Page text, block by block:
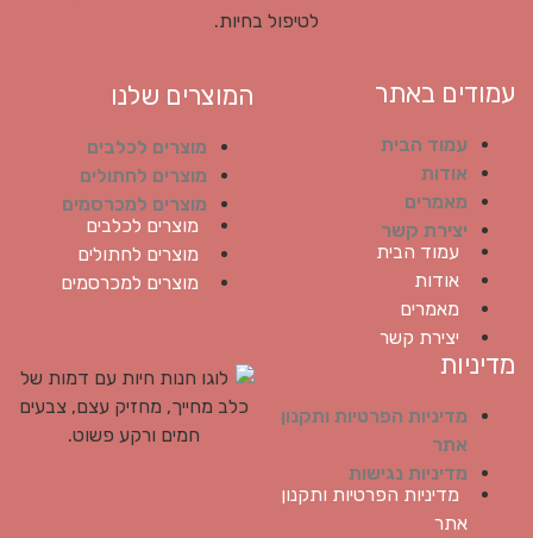
עמודים באתר
עמוד הבית
אודות
מאמרים
יצירת קשר
עמוד הבית
אודות
מאמרים
יצירת קשר
המוצרים שלנו
מוצרים לכלבים
מוצרים לחתולים
מוצרים למכרסמים
מוצרים לכלבים
מוצרים לחתולים
מוצרים למכרסמים
מדיניות
מדיניות הפרטיות ותקנון
אתר
מדיניות נגישות
מדיניות הפרטיות ותקנון
אתר